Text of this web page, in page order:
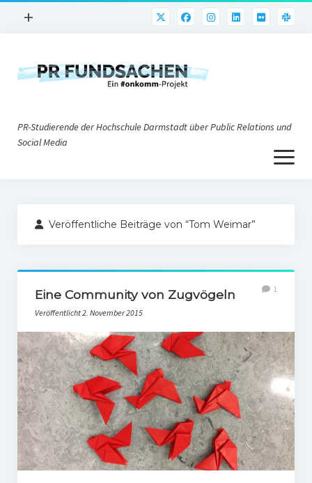
Menü
+
PR@h_da
Nonprofit-PR
Social Media
PR-Theorie
PR-Ethik
PR-Literatur
PR-Studien
Gesellschaft & Medien
Infografik-Themengarten
PR-Studierende der Hochschule Darmstadt über Public Relations und
Social Media
Menü
öffnen
Impressum
Veröffentliche Beiträge von “Tom Weimar”
Eine Community von Zugvögeln
Veröffentlicht 2. November 2015
1